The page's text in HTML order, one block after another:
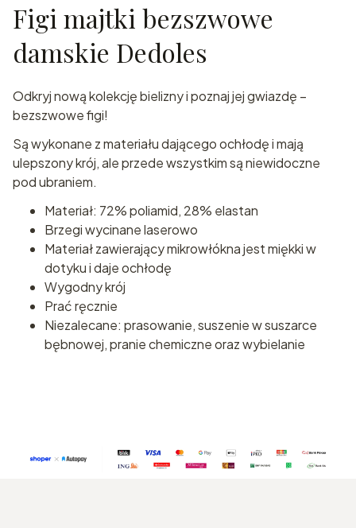
Figi majtki bezszwowe
damskie Dedoles
Odkryj nową kolekcję bielizny i poznaj jej gwiazdę –
bezszwowe figi!
Są wykonane z materiału dającego ochłodę i mają
ulepszony krój, ale przede wszystkim są niewidoczne
pod ubraniem.
Materiał: 72% poliamid, 28% elastan
Brzegi wycinane laserowo
Materiał zawierający mikrowłókna jest miękki w
dotyku i daje ochłodę
Wygodny krój
Prać ręcznie
Niezalecane: prasowanie, suszenie w suszarce
bębnowej, pranie chemiczne oraz wybielanie